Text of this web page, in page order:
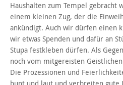
Haushalten zum Tempel gebracht
einem kleinen Zug, der die
ankündigt. Auch wir dürfen einen
wir etwas Spenden und dafür an
Stupa festkleben dürfen. Als
noch vom mitgereisten
Die Prozessionen und